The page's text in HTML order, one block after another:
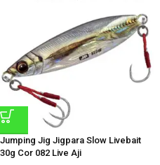
Jumping Jig Jigpara Slow Livebait
30g Cor 082 Live Aji